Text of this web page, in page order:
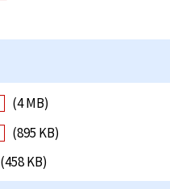
(4 MB)
(895 KB)
(458 KB)